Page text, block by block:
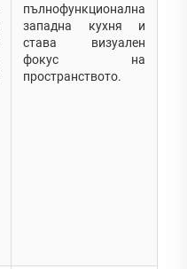
пълнофункционална
западна кухня и
става визуален
фокус на
пространството.